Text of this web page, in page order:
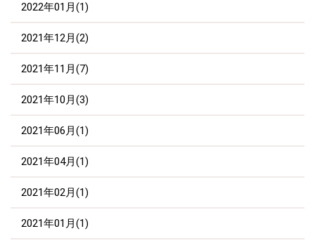
2022年01月(1)
2021年12月(2)
2021年11月(7)
2021年10月(3)
2021年06月(1)
2021年04月(1)
2021年02月(1)
2021年01月(1)